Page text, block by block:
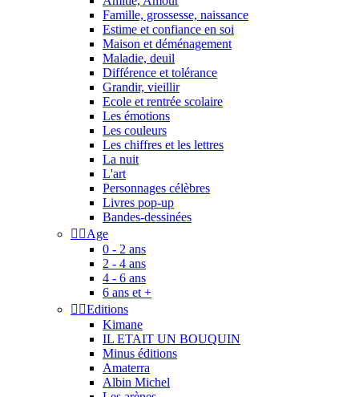
Famille, grossesse, naissance
Estime et confiance en soi
Maison et déménagement
Maladie, deuil
Différence et tolérance
Grandir, vieillir
Ecole et rentrée scolaire
Les émotions
Les couleurs
Les chiffres et les lettres
La nuit
L'art
Personnages célèbres
Livres pop-up
Bandes-dessinées
 Age
0 - 2 ans
2 - 4 ans
4 - 6 ans
6 ans et +
 Editions
Kimane
IL ETAIT UN BOUQUIN
Minus éditions
Amaterra
Albin Michel